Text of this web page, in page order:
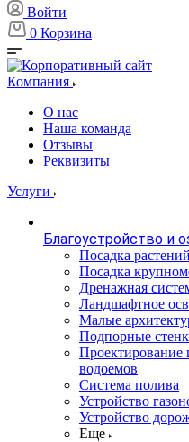
Войти
0 Корзина
Компания
О нас
Наша команда
Отзывы
Реквизиты
Услуги
Благоустройство и
Посадка
Посадка
Дренажная
Ландшафтное
Малые
Подпорные
Проектирование
водоемов
Система полива
Устройство
Устройство
Еще